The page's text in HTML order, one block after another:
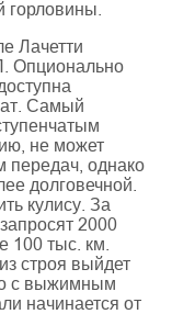
горловины.
Лачетти
Опционально
Самый
не может
передач, однако
долговечной.
кулису. За
2000
100 тыс. км.
строя выйдет
с выжимным
начинается от